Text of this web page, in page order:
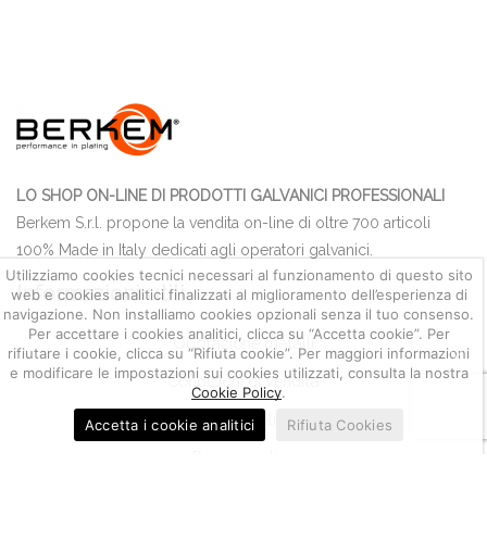
Utilizziamo cookies tecnici necessari al funzionamento di questo sito
web e cookies analitici finalizzati al miglioramento dell’esperienza di
navigazione. Non installiamo cookies opzionali senza il tuo consenso.
Per accettare i cookies analitici, clicca su “Accetta cookie”. Per
rifiutare i cookie, clicca su “Rifiuta cookie”. Per maggiori informazioni
e modificare le impostazioni sui cookies utilizzati, consulta la nostra
Cookie Policy.
Accetta i cookie analitici
Rifiuta Cookies
LO SHOP ON-LINE DI PRODOTTI GALVANICI PROFESSIONALI
Berkem S.r.l. propone la vendita on-line di oltre 700 articoli
100% Made in Italy dedicati agli operatori galvanici.
Informazioni utili
Quotazione metalli
Condizioni di Vendita
Cookie policy